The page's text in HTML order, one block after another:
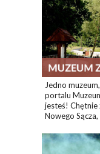
Jedno
portalu
jesteś!
Nowego